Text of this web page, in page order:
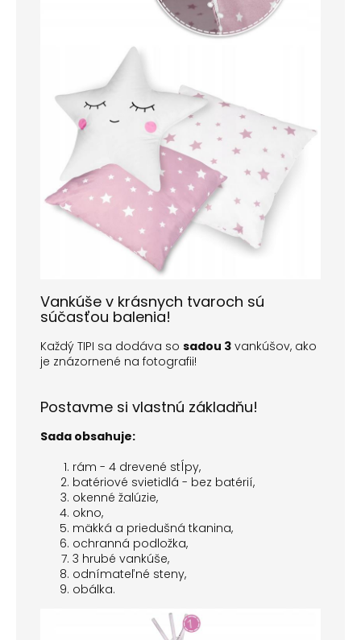
Vankúše v krásnych tvaroch sú
súčasťou balenia!
Každý TIPI sa dodáva so sadou 3 vankúšov, ako
je znázornené na fotografii!
Postavme si vlastnú základňu!
Sada obsahuje:
rám - 4 drevené stĺpy,
batériové svietidlá - bez batérií,
okenné žalúzie,
okno,
mäkká a priedušná tkanina,
ochranná podložka,
3 hrubé vankúše,
odnímateľné steny,
obálka.